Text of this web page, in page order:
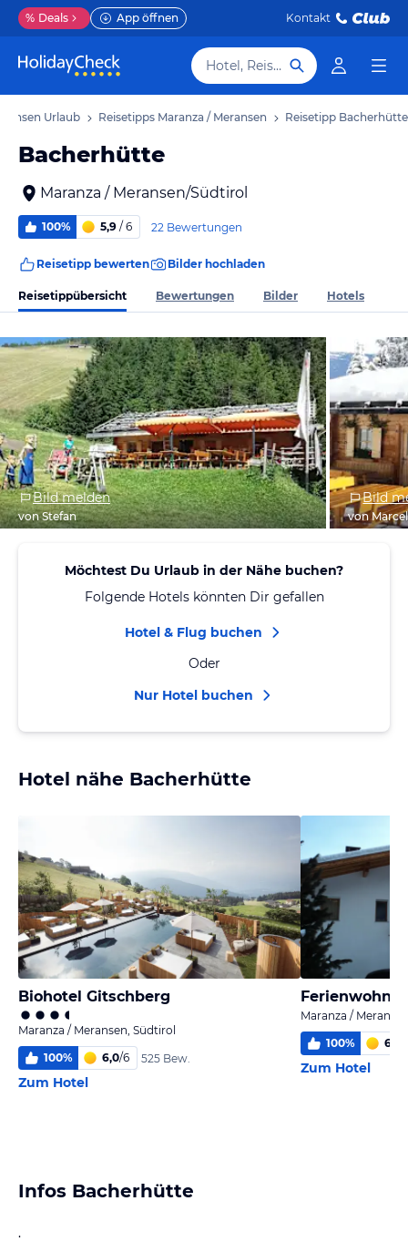
% Deals App öffnen Kontakt
Hotel, Reiseziel
Urlaub Reisetipps Maranza / Meransen Reisetipp Bacherhütte
Bacherhütte
Maranza / Meransen/Südtirol
100% 5,9 / 6 22 Bewertungen
Reisetipp bewerten Bilder hochladen
Reisetippübersicht Bewertungen Bilder Hotels
Bild melden
von Stefan
Bild
von
Möchtest Du Urlaub in der Nähe buchen?
Folgende Hotels könnten Dir gefallen
Hotel & Flug buchen
Oder
Nur Hotel buchen
Hotel nähe Bacherhütte
Biohotel Gitschberg
Maranza / Meransen, Südtirol
100% 6,0/6 525 Bew.
Zum Hotel
Maranza /
100% 6,0
Zum Hotel
Infos Bacherhütte
.